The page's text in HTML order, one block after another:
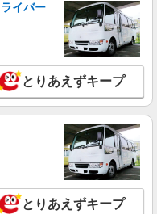
超過する場合には超過勤務
・夜勤手当：10,000円/1回
持ちの方
礎研修 ・初任者研修 ・実務
など
詳細を見る
業なし！健康管理メイン
円＜交通費全額支給(ガソリ
詳細を見る
イバー
とりあえずキープ
とりあえずキープ